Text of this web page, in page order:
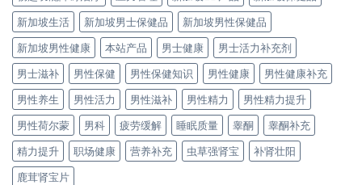
新加坡生活
新加坡男士保健品
新加坡男性保健品
新加坡男性健康
本站产品 男士健康
男士活力补充剂
男士滋补
男性保健 男性保健知识 男性健康
男性健康补充
男性养生
男性活力 男性滋补 男性精力
男性精力提升
男性荷尔蒙
男科 疲劳缓解 睡眠质量 睾酮
睾酮补充
精力提升
职场健康 营养补充 虫草强肾宝
补肾壮阳
鹿茸肾宝片